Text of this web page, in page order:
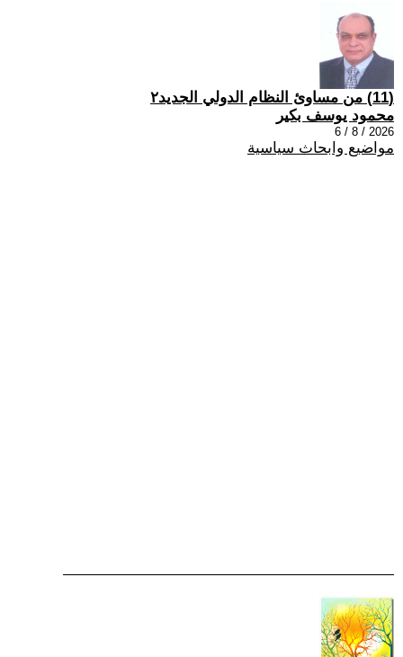
(11) من مساوئ النظام الدولي الجديد٢
محمود يوسف بكير
2026 / 8 / 6
مواضيع وابحاث سياسية